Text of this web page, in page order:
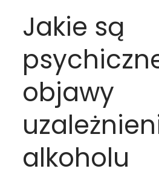
Jakie są
objawy
alkoholu